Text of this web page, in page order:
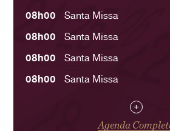
08h00
Santa Missa
08h00
Santa Missa
08h00
Santa Missa
08h00
Santa Missa
+
Agenda